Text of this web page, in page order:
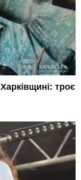
Харківщині: троє